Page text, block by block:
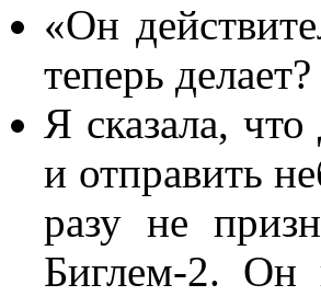
«Он
теперь
Я сказала,
и отправить
разу не
Биглем-2. Он